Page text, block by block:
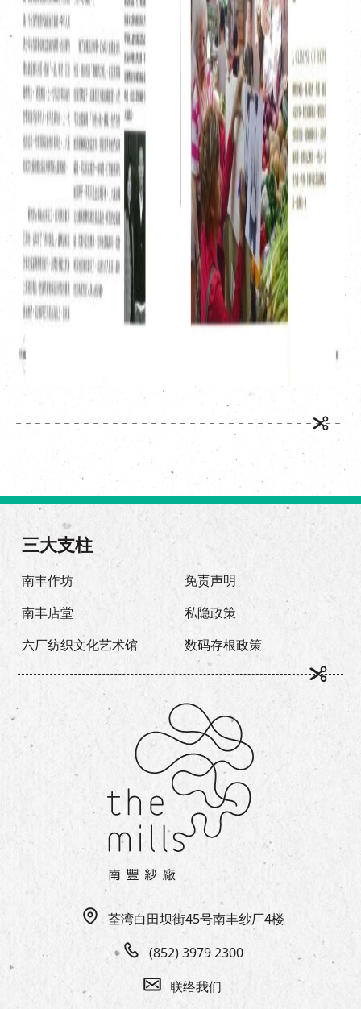
荃湾白田坝街45号南丰纱厂4楼
(852) 3979 2300
联络我们
三大支柱
南丰作坊
南丰店堂
六厂纺织文化艺术馆
免责声明
私隐政策
数码存根政策